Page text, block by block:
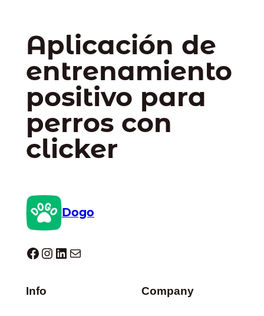
Aplicación de
entrenamiento
positivo para
perros con
clicker
Dogo
Dogo facebook InstagramLinkedIn Correo electrónico
Info Company